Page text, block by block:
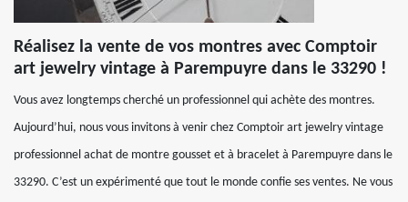
Réalisez la vente de vos montres avec Comptoir
art jewelry vintage à Parempuyre dans le 33290 !
Vous avez longtemps cherché un professionnel qui achète des montres.
Aujourd’hui, nous vous invitons à venir chez Comptoir art jewelry vintage
professionnel achat de montre gousset et à bracelet à Parempuyre dans le
33290. C’est un expérimenté que tout le monde confie ses ventes. Ne vous